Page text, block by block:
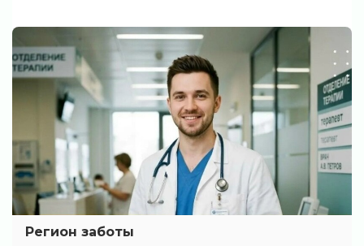
Регион заботы